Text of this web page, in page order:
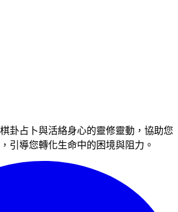
卦占卜與活絡身心的靈修靈動，協助您
引導您轉化生命中的困境與阻力。